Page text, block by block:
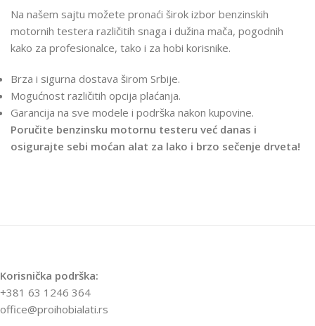
Na našem sajtu možete pronaći širok izbor benzinskih
motornih testera različitih snaga i dužina mača, pogodnih
kako za profesionalce, tako i za hobi korisnike.
Brza i sigurna dostava širom Srbije.
Mogućnost različitih opcija plaćanja.
Garancija na sve modele i podrška nakon kupovine.
Poručite benzinsku motornu testeru već danas i
osigurajte sebi moćan alat za lako i brzo sečenje drveta!
Korisnička podrška:
+381 63 1246 364
office@proihobialati.rs